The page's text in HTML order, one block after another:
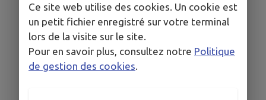
Ce site web utilise des cookies. Un cookie est
un petit fichier enregistré sur votre terminal
lors de la visite sur le site.
Pour en savoir plus, consultez notre Politique
de gestion des cookies